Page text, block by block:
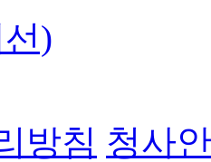
)
방침 청사